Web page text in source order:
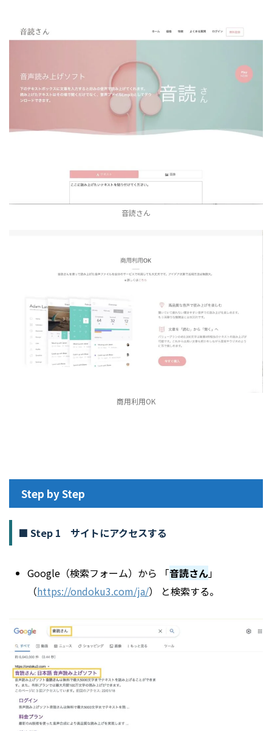
音読さん
商用利用OK
Step by Step
■ Step 1 サイトにアクセスする
Google（検索フォーム）から 「音読さん」
（https://ondoku3.com/ja/） と検索する。